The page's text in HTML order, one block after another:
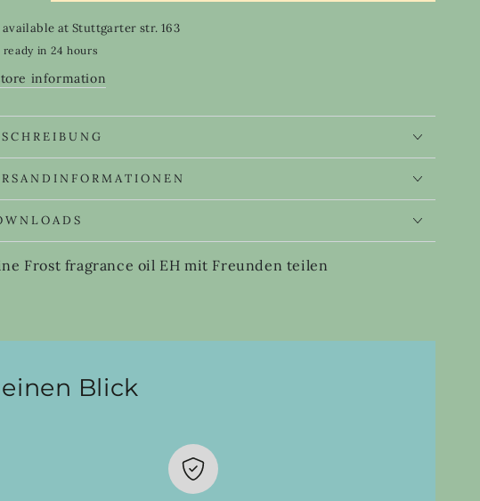
quantity
for
Alpine
fragrance
EH
available atStuttgarter str. 163
ready in 24 hours
information
Frost fragrance oil EH mit Freunden teilen
Blick